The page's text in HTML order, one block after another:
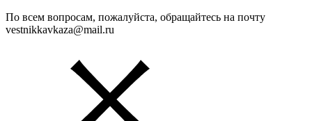
По всем вопросам, пожалуйста, обращайтесь на почту
vestnikkavkaza@mail.ru